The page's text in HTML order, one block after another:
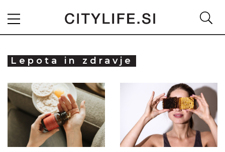
Lepota in zdravje